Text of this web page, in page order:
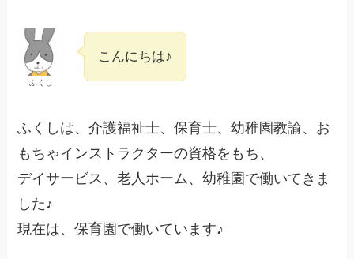
ふくし
こんにちは♪
ふくしは、介護福祉士、保育士、幼稚園教諭、お
もちゃインストラクターの資格をもち、
デイサービス、老人ホーム、幼稚園で働いてきま
した♪
現在は、保育園で働いています♪